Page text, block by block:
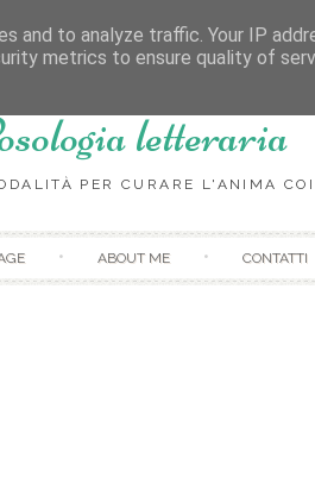
letteraria
PER CURARE L'ANIMA
ABOUT ME CONTATTI
and to analyze traffic. Your IP
metrics to ensure quality of